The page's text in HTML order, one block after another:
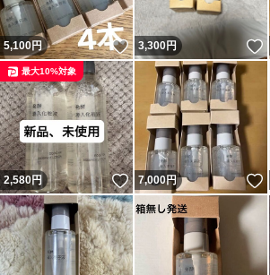
5,100円 いいね！
3,300円
2,580円 いいね！
最大10%対象
7,000円